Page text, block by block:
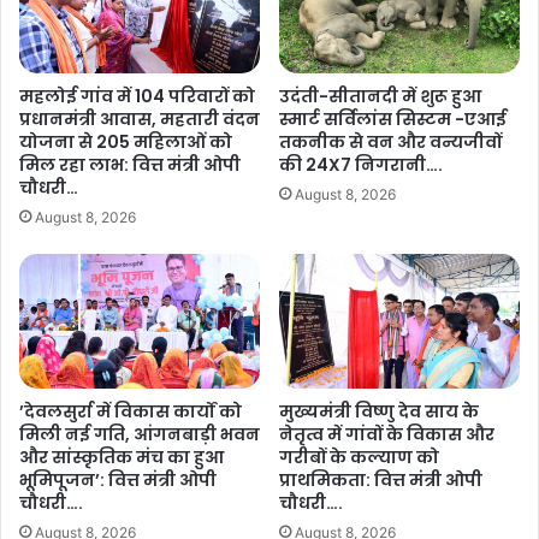
इस अवसर पर नगर निगम महापौर श्रीमती पूजा विधानी, क्रेडा अध्यक्ष श्री भूपेंद्र
सवन्नी, सरस्वती शिक्षा संस्थान छत्तीसगढ़ के अध्यक्ष श्री राम भरोसा सोनी,
सरस्वती ग्राम शिक्षा समिति के अध्यक्ष श्री रतन चंद्राकर, सरस्वती शिशु मंदिर
कोनी के अध्यक्ष श्री मुनेश्वर कौशिक, सरस्वती ग्राम शिक्षा समिति के सचिव श्री
संतोष तिवारी, श्री बृजेंद्र शुक्ला, श्री पुरनंदन कश्यप, श्री रामपाल, श्री सुजीत
मित्रा, श्री सुदामा राम साहू, प्रांत प्रमुख श्रीमती दिव्या चंदेल, संचालकगण,
प्राचार्य/आचार्यगण तथा बड़ी संख्या में विद्यार्थी और गणमान्य नागरिक उपस्थित थे।
शेयर करें :-
More
र्चु
अ
ल
शि
ला
न्या
स
त्पा
द
क
सं
व
र्ध
न
ए
ए
ई
ए
की
क
र
ण
वि
ष
य
महलोई गांव में 104 परिवारों को
प्रधानमंत्री आवास, महतारी वंदन
योजना से 205 महिलाओं को
मिल रहा लाभ: वित्त मंत्री ओपी
चौधरी…
August 8, 2026
उदंती-सीतानदी में शुरू हुआ
स्मार्ट सर्विलांस सिस्टम -एआई
तकनीक से वन और वन्यजीवों
की 24X7 निगरानी….
August 8, 2026
’देवलसुर्रा में विकास कार्यों को
मिली नई गति, आंगनबाड़ी भवन
और सांस्कृतिक मंच का हुआ
भूमिपूजन’: वित्त मंत्री ओपी
चौधरी….
August 8, 2026
मुख्यमंत्री विष्णु देव साय के
नेतृत्व में गांवों के विकास और
गरीबों के कल्याण को
प्राथमिकता: वित्त मंत्री ओपी
चौधरी….
August 8, 2026